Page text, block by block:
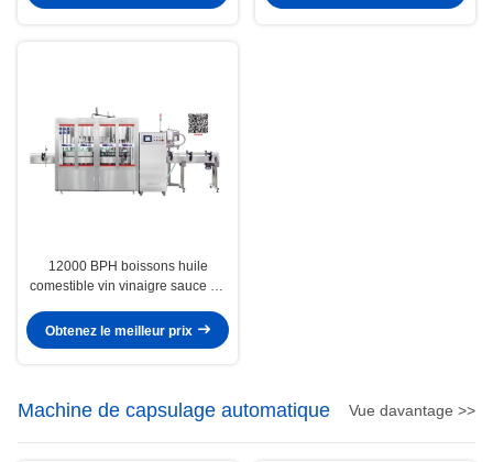
12000 BPH boissons huile
comestible vin vinaigre sauce de
de remplissage et d'enveloppe
Obtenez le meilleur prix
Machine de capsulage automatique Vue davantage >>